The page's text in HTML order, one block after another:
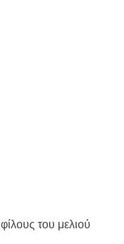
του μελιού